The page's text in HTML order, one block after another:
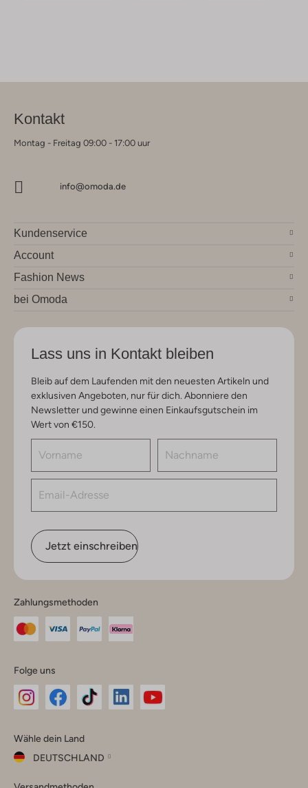
Kontakt
Montag - Freitag 09:00 - 17:00 uur
info@omoda.de
Kundenservice
Account
Fashion News
bei Omoda
Lass uns in Kontakt bleiben
Bleib auf dem Laufenden mit den neuesten Artikeln und
exklusiven Angeboten, nur für dich. Abonniere den
Newsletter und gewinne einen Einkaufsgutschein im
Wert von €150.
Jetzt einschreiben
Zahlungsmethoden
Folge uns
Instagram
Facebook
TikTok
Wähle dein Land
DEUTSCHLAND